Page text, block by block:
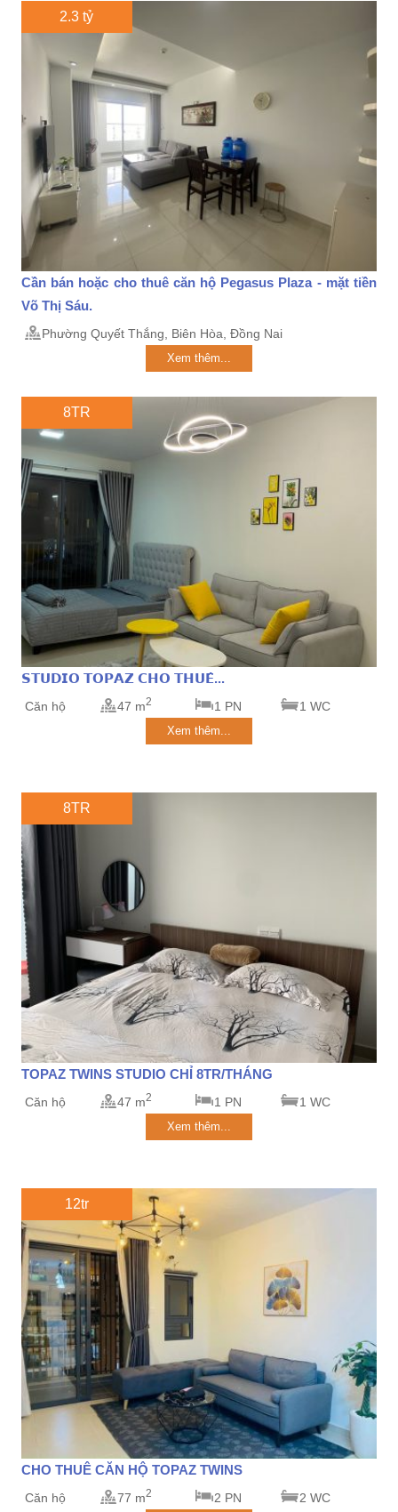
2.3 tỷ
Cần bán hoặc cho thuê căn hộ Pegasus Plaza - mặt tiền
Võ Thị Sáu.
Phường Quyết Thắng, Biên Hòa, Đồng Nai
Xem thêm...
8TR
𝗦𝗧𝗨𝗗𝗜𝗢 𝗧𝗢𝗣𝗔𝗭 𝗖𝗛𝗢 𝗧𝗛𝗨𝗘̂...
Căn hộ 47 m2 1 PN 1 WC
Xem thêm...
8TR
TOPAZ TWINS STUDIO CHỈ 8TR/THÁNG
Căn hộ 47 m2 1 PN 1 WC
Xem thêm...
12tr
CHO THUÊ CĂN HỘ TOPAZ TWINS
Căn hộ 77 m2 2 PN 2 WC